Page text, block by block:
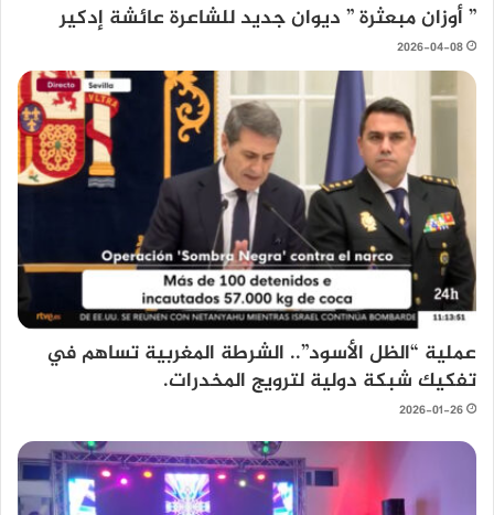
” أوزان مبعثرة ” ديوان جديد للشاعرة عائشة إدكير
2026-04-08
عملية “الظل الأسود”.. الشرطة المغربية تساهم في
تفكيك شبكة دولية لترويج المخدرات.
2026-01-26